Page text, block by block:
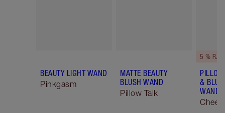
BEAUTY LIGHT WAND
Pinkgasm
MATTE BEAUTY
BLUSH WAND
Pillow Talk
5 %
&
WAND